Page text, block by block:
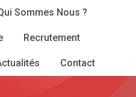
Sommes Nous ?
Recrutement
Contact